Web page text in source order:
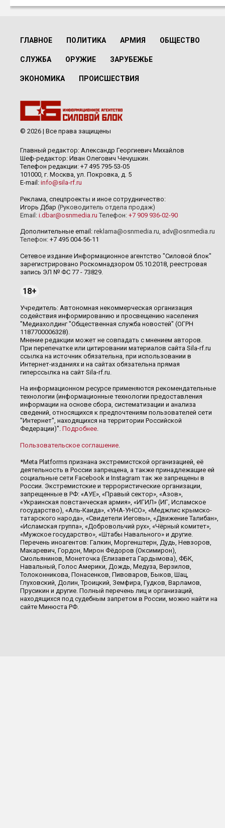
ГЛАВНОЕ ПОЛИТИКА АРМИЯ ОБЩЕСТВО
СЛУЖБА ОРУЖИЕ ЗАРУБЕЖЬЕ
ЭКОНОМИКА ПРОИСШЕСТВИЯ
© 2026 | Все права защищены
Главный редактор: Александр Георгиевич Михайлов
Шеф-редактор: Иван Олегович Чечушкин.
Телефон редакции: +7 495 795-53-05
101000, г. Москва, ул. Покровка, д. 5
E-mail: info@sila-rf.ru
Реклама, спецпроекты и иное сотрудничество:
Игорь Дбар (Руководитель отдела продаж)
Email: i.dbar@osnmedia.ru Телефон: +7 909 936-02-90
Дополнительные email: reklama@osnmedia.ru, adv@osnmedia.ru
Телефон: +7 495 004-56-11
Сетевое издание Информационное агентство "Силовой блок"
зарегистрировано Роскомнадзором 05.10.2018, реестровая
запись ЭЛ № ФС 77 - 73829.
18+
Учредитель: Автономная некоммерческая организация
содействия информированию и просвещению населения
"Медиахолдинг "Общественная служба новостей" (ОГРН
1187700006328).
Мнение редакции может не совпадать с мнением авторов.
При перепечатке или цитировании материалов сайта Sila-rf.ru
ссылка на источник обязательна, при использовании в
Интернет-изданиях и на сайтах обязательна прямая
гиперссылка на сайт Sila-rf.ru.
На информационном ресурсе применяются рекомендательные
технологии (информационные технологии предоставления
информации на основе сбора, систематизации и анализа
сведений, относящихся к предпочтениям пользователей сети
"Интернет", находящихся на территории Российской
Федерации)". Подробнее.
Пользовательское соглашение.
*Meta Platforms признана экстремистской организацией, её
деятельность в России запрещена, а также принадлежащие ей
социальные сети Facebook и Instagram так же запрещены в
России. Экстремистские и террористические организации,
запрещенные в РФ: «АУЕ», «Правый сектор», «Азов»,
«Украинская повстанческая армия», «ИГИЛ» (ИГ, Исламское
государство), «Аль-Каида», «УНА-УНСО», «Меджлис крымско-
татарского народа», «Свидетели Иеговы», «Движение Талибан»,
«Исламская группа», «Добровольчий рух», «Чёрный комитет»,
«Мужское государство», «Штабы Навального» и другие.
Перечень иноагентов: Галкин, Моргенштерн, Дудь, Невзоров,
Макаревич, Гордон, Мирон Фёдоров (Оксимирон),
Смольянинов, Монеточка (Елизавета Гардымова), ФБК,
Навальный, Голос Америки, Дождь, Медуза, Верзилов,
Толоконникова, Понасенков, Пивоваров, Быков, Шац,
Глуховский, Долин, Троицкий, Земфира, Гудков, Варламов,
Прусикин и другие. Полный перечень лиц и организаций,
находящихся под судебным запретом в России, можно найти на
сайте Минюста РФ.